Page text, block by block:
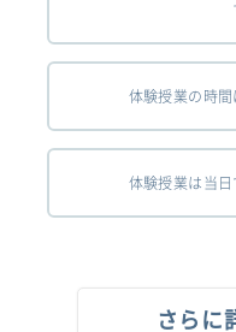
体験授業の時間
体験授業は当日
さらに